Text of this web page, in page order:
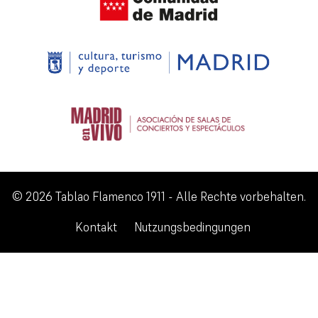
© 2026 Tablao Flamenco 1911 - Alle Rechte vorbehalten.
Kontakt
Nutzungsbedingungen